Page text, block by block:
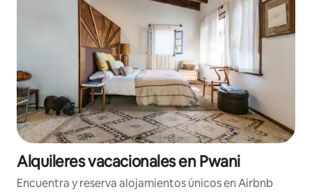
Alquileres vacacionales en Pwani
Encuentra y reserva alojamientos únicos en Airbnb